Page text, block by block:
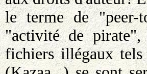
le terme de "peer-
"activité de pirate",
fichiers illégaux tels